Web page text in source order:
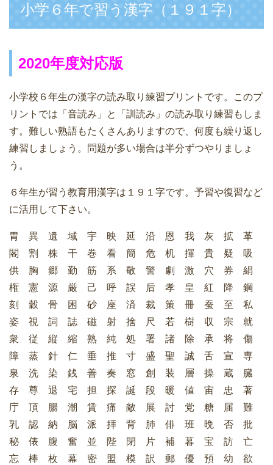
小学６年で習う漢字（１９１字）
2020年度対応版
小学校６年生の漢字の読み取り練習プリントです。このプ
リントでは「音読み」と「訓読み」の読み取り練習もしま
す。難しい熟語もたくさんありますので、何度も繰り返し
練習しましょう。問題が多い場合は半分ずつやりましょ
う。
６年生が習う教育用漢字は１９１字です。予習や復習など
に活用して下さい。
胃 異 遺 域 宇 映 延 沿 恩 我 灰 拡 革
閣 割 株 干 巻 看 簡 危 机 揮 貴 疑 吸
供 胸 郷 勤 筋 系 敬 警 劇 激 穴 券 絹
権 憲 源 厳 己 呼 誤 后 孝 皇 紅 降 鋼
刻 穀 骨 困 砂 座 済 裁 策 冊 蚕 至 私
姿 視 詞 誌 磁 射 捨 尺 若 樹 収 宗 就
衆 従 縦 縮 熟 純 処 署 諸 除 承 将 傷
障 蒸 針 仁 垂 推 寸 盛 聖 誠 舌 宣 専
泉 洗 染 銭 善 奏 窓 創 装 層 操 蔵 臓
存 尊 退 宅 担 探 誕 段 暖 値 宙 忠 著
庁 頂 腸 潮 賃 痛 敵 展 討 党 糖 届 難
乳 認 納 脳 派 拝 背 肺 俳 班 晩 否 批
秘 俵 腹 奮 並 陛 閉 片 補 暮 宝 訪 亡
忘 棒 枚 幕 密 盟 模 訳 郵 優 預 幼 欲